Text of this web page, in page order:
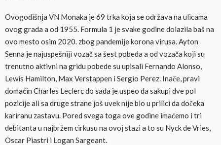
Ovogodišnja VN Monaka je 69 trka koja se održava na ulicama
ovog grada a od 1955. Formula 1 je svake godine dolazila baš na
ovo mesto osim 2020. zbog pandemije korona virusa. Ayton
Senna je najuspešniji vozač sa šest pobeda a od vozača koji su
trenutno aktivni na gridu pobede su upisali Fernando Alonso,
Lewis Hamilton, Max Verstappen i Sergio Perez. Inače, pravi
domaćin Charles Leclerc do sada je uspeo da sakupi dve pol
pozicije ali sa druge strane još uvek nije bio u prilici da dočeka
kariranu zastavu. Pored svega toga ove godine imaćemo i tri
debitanta u najbržem cirkusu na ovoj stazi a to su Nyck de Vries,
Oscar Piastri i Logan Sargeant.